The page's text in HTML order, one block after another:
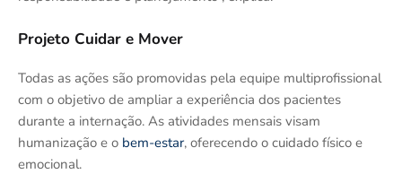
Projeto Cuidar e Mover
Todas as ações são promovidas pela equipe multiprofissional
com o objetivo de ampliar a experiência dos pacientes
durante a internação. As atividades mensais visam
humanização e o bem-estar, oferecendo o cuidado físico e
emocional.